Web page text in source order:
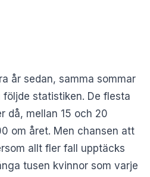
år sedan, samma sommar
statistiken. De flesta
då, mellan 15 och 20
om året. Men chansen att
allt fler fall upptäcks
tusen kvinnor som varje